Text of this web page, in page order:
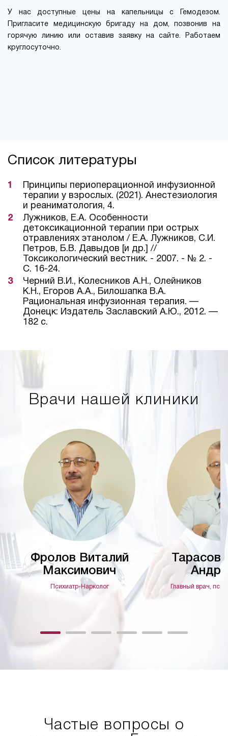
У нас доступные цены на капельницы с Гемодезом.
Пригласите медицинскую бригаду на дом, позвонив на
горячую линию или оставив заявку на сайте. Работаем
круглосуточно.
Список литературы
Принципы периоперационной инфузионной
терапии у взрослых. (2021). Анестезиология
и реаниматология, 4.
Лужников, Е.А. Особенности
детоксикационной терапии при острых
отравлениях этанолом / Е.А. Лужников, С.И.
Петров, Б.В. Давыдов [и др.] //
Токсикологический вестник. - 2007. - № 2. -
С. 16-24.
Черний В.И., Колесников А.Н., Олейников
К.Н., Егоров А.А., Билошапка В.А.
Рациональная инфузионная терапия. —
Донецк: Издатель Заславский А.Ю., 2012. —
182 с.
Врачи нашей клиники
Фролов Виталий
Максимович
Психиатр-Нарколог
Тарасов
Главный врач,
Частые вопросы о